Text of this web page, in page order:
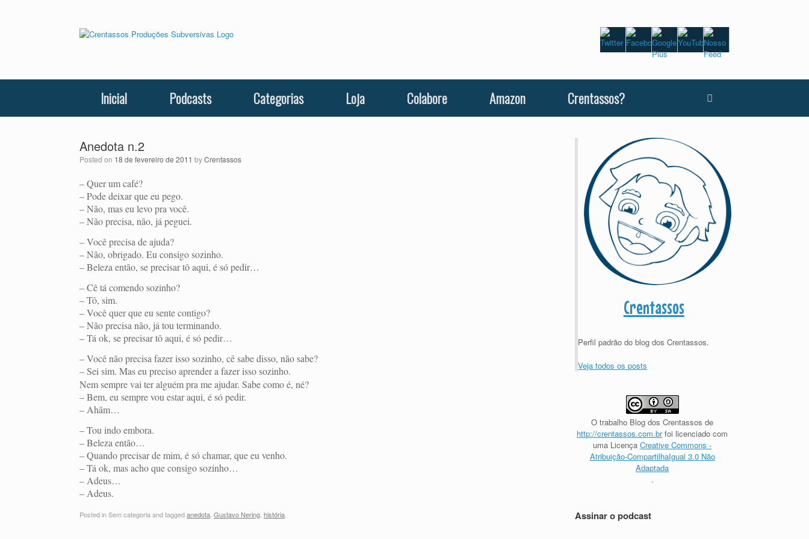
Inicial Podcasts Categorias Loja Colabore Amazon Crentassos?
Anedota n.2
Posted on 18 de fevereiro de 2011 byCrentassos
– Quer um café?
– Pode deixar que eu pego.
– Não, mas eu levo pra você.
– Não precisa, não, já peguei.
– Você precisa de ajuda?
– Não, obrigado. Eu consigo sozinho.
– Beleza então, se precisar tô aqui, é só pedir…
– Cê tá comendo sozinho?
– Tô, sim.
– Você quer que eu sente contigo?
– Não precisa não, já tou terminando.
– Tá ok, se precisar tô aqui, é só pedir…
– Você não precisa fazer isso sozinho, cê sabe disso, não sabe?
– Sei sim. Mas eu preciso aprender a fazer isso sozinho.
Nem sempre vai ter alguém pra me ajudar. Sabe como é, né?
– Bem, eu sempre vou estar aqui, é só pedir.
– Ahãm…
– Tou indo embora.
– Beleza então…
– Quando precisar de mim, é só chamar, que eu venho.
– Tá ok, mas acho que consigo sozinho…
– Adeus…
– Adeus.
Posted in Sem categoria and taggedanedota Gustavo Nering história
Crentassos
Perfil padrão do blog dos Crentassos.
Veja todos os posts
O trabalho Blog dos Crentassos de
http://crentassos.com.brfoi licenciado com
uma LicençaCreative Commons -
Atribuição-CompartilhaIgual 3.0 Não
Adaptada
.
Assinar o podcast